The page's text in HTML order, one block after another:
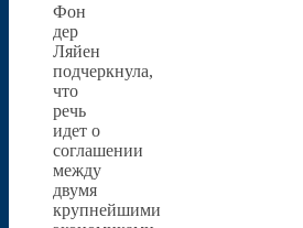
Фон
дер
Ляйен
подчеркнула,
что
речь
идет о
соглашении
между
двумя
крупнейшими